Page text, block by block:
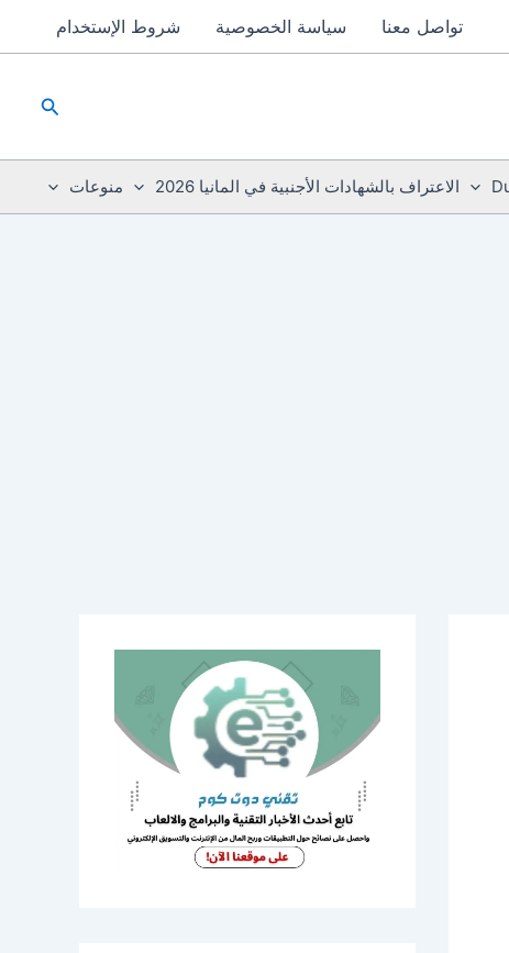
تواصل معنا سياسة الخصوصية شروط الإستخدام
البحث
الاعتراف بالشهادات الأجنبية في المانيا 2026 منوعات